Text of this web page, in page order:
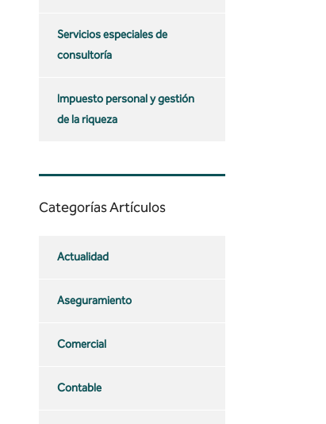
Servicios especiales de
consultoría
Impuesto personal y gestión
de la riqueza
Categorías Artículos
Actualidad
Aseguramiento
Comercial
Contable